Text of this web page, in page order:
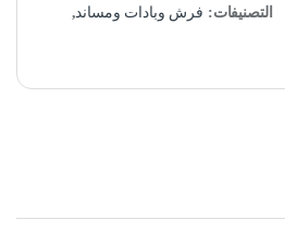
التصنيفات: فرش وبادات ومساند,